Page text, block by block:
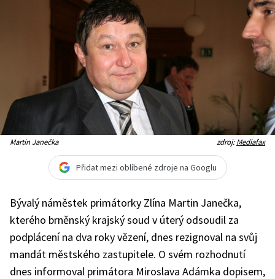
Martin Janečka zdroj:Mediafax
Přidat mezi oblíbené zdroje na Googlu
Bývalý náměstek primátorky Zlína Martin Janečka,
kterého brněnský krajský soud v úterý odsoudil za
podplácení na dva roky vězení, dnes rezignoval na svůj
mandát městského zastupitele. O svém rozhodnutí
dnes informoval primátora Miroslava Adámka dopisem,